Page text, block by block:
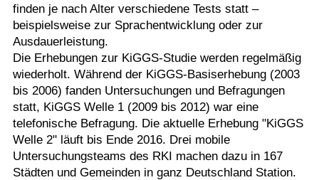
finden je nach Alter verschiedene Tests statt –
beispielsweise zur Sprachentwicklung oder zur
Ausdauerleistung.
Die Erhebungen zur KiGGS-Studie werden regelmäßig
wiederholt. Während der KiGGS-Basiserhebung (2003
bis 2006) fanden Untersuchungen und Befragungen
statt, KiGGS Welle 1 (2009 bis 2012) war eine
telefonische Befragung. Die aktuelle Erhebung "KiGGS
Welle 2" läuft bis Ende 2016. Drei mobile
Untersuchungsteams des RKI machen dazu in 167
Städten und Gemeinden in ganz Deutschland Station.